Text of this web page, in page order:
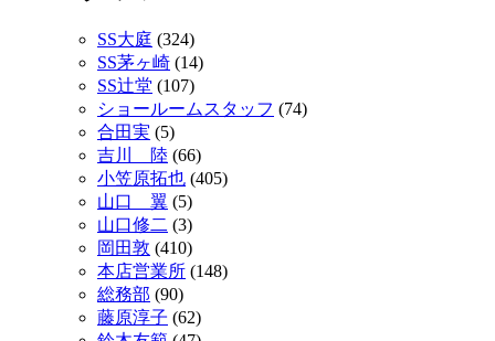
SS大庭 (324)
SS茅ヶ崎 (14)
SS辻堂 (107)
ショールームスタッフ (74)
合田実 (5)
吉川 陸 (66)
小笠原拓也 (405)
山口 翼 (5)
山口修二 (3)
岡田敦 (410)
本店営業所 (148)
総務部 (90)
藤原淳子 (62)